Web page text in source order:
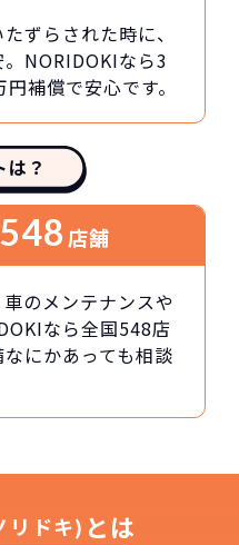
ずらされた時に、
NORIDOKIなら3
補償で安心です。
は？
548 店舗
のメンテナンスや
なら全国548店
にかあっても相談
リドキ) とは